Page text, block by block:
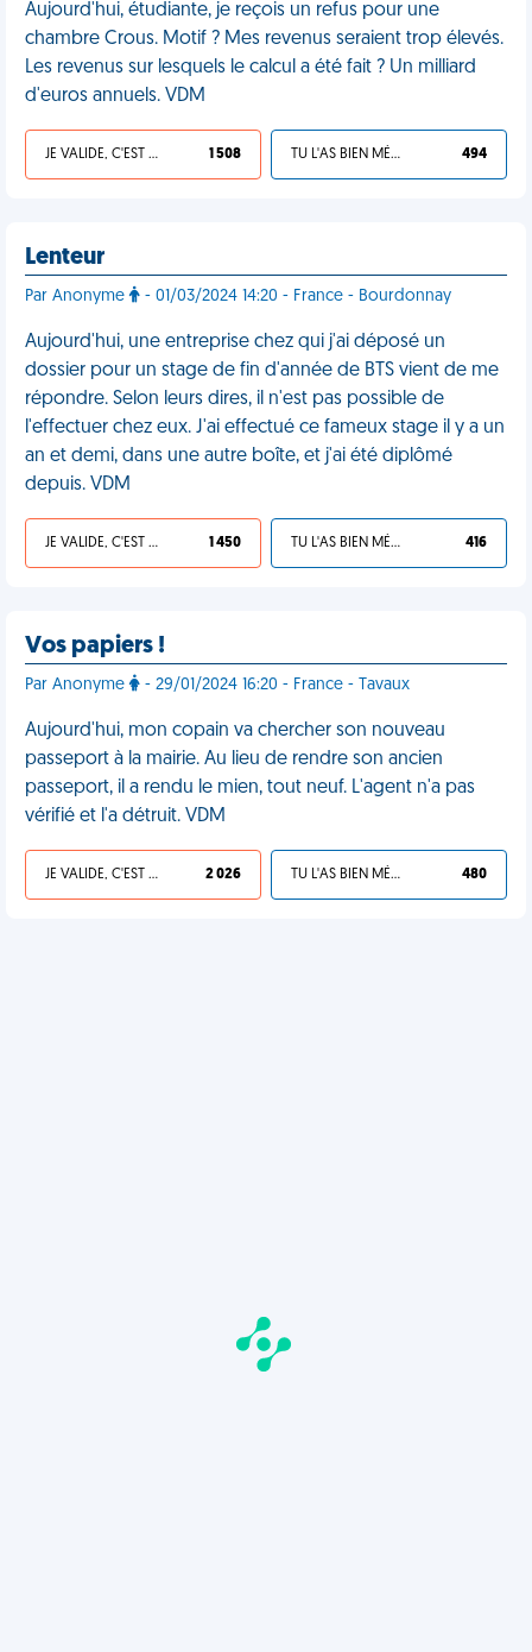
Aujourd'hui, étudiante, je reçois un refus pour une
chambre Crous. Motif ? Mes revenus seraient trop élevés.
Les revenus sur lesquels le calcul a été fait ? Un milliard
d'euros annuels. VDM
JE VALIDE, C'EST UNE VDM 1 508 TU L'AS BIEN MÉRITÉ 494
Lenteur
Par Anonyme - 01/03/2024 14:20 - France - Bourdonnay
Aujourd'hui, une entreprise chez qui j'ai déposé un
dossier pour un stage de fin d'année de BTS vient de me
répondre. Selon leurs dires, il n'est pas possible de
l'effectuer chez eux. J'ai effectué ce fameux stage il y a un
an et demi, dans une autre boîte, et j'ai été diplômé
depuis. VDM
JE VALIDE, C'EST UNE VDM 1 450 TU L'AS BIEN MÉRITÉ 416
Vos papiers !
Par Anonyme - 29/01/2024 16:20 - France - Tavaux
Aujourd'hui, mon copain va chercher son nouveau
passeport à la mairie. Au lieu de rendre son ancien
passeport, il a rendu le mien, tout neuf. L'agent n'a pas
vérifié et l'a détruit. VDM
JE VALIDE, C'EST UNE VDM 2 026 TU L'AS BIEN MÉRITÉ 480